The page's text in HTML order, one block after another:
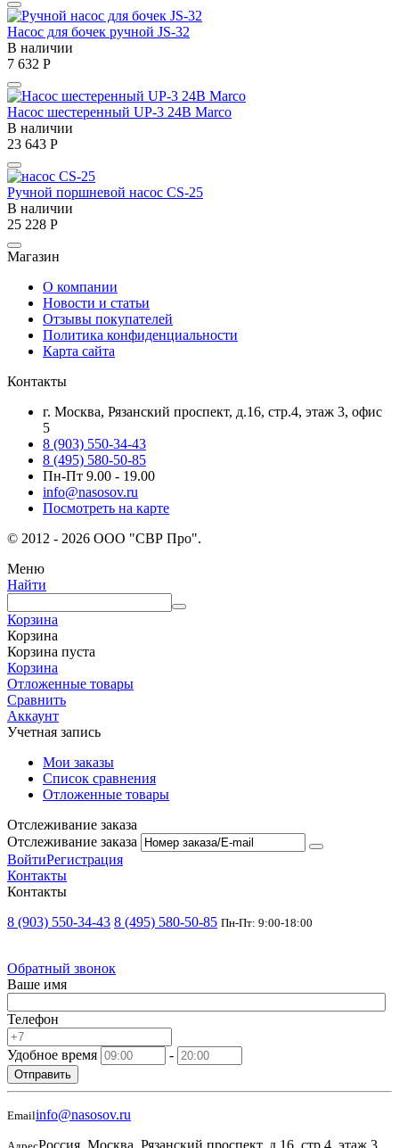
Насос для бочек ручной JS-32
В наличии
7 632 Р
Насос шестеренный UP-3 24В Marco
В наличии
23 643 Р
Ручной поршневой насос CS-25
В наличии
25 228 Р
Магазин
О компании
Новости и статьи
Отзывы покупателей
Политика конфиденциальности
Карта сайта
Контакты
г. Москва, Рязанский проспект, д.16, стр.4, этаж 3, офис
5
8 (903) 550-34-43
8 (495) 580-50-85
Пн-Пт 9.00 - 19.00
info@nasosov.ru
Посмотреть на карте
© 2012 - 2026 ООО "СВР Про".
Меню
Найти
Корзина
Корзина
Корзина пуста
Корзина
Отложенные товары
Сравнить
Аккаунт
Учетная запись
Мои заказы
Список сравнения
Отложенные товары
Отслеживание заказа
Отслеживание заказа
ВойтиРегистрация
Контакты
Контакты
8 (903) 550-34-43 8 (495) 580-50-85 Пн-Пт: 9:00-18:00
Обратный звонок
Ваше имя
Телефон
Удобное время -
Отправить
Emailinfo@nasosov.ru